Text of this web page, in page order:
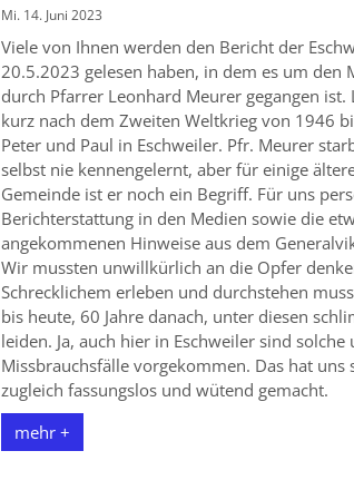
Mi. 14. Juni 2023
Viele von Ihnen werden den Bericht der
20.5.2023 gelesen haben, in dem es um den
durch Pfarrer Leonhard Meurer gegangen
kurz nach dem Zweiten Weltkrieg von 1946
Peter und Paul in Eschweiler. Pfr. Meurer
selbst nie kennengelernt, aber für einige
Gemeinde ist er noch ein Begriff. Für uns
Berichterstattung in den Medien sowie die
angekommenen Hinweise aus dem
Wir mussten unwillkürlich an die Opfer
Schrecklichem erleben und durchstehen
bis heute, 60 Jahre danach, unter diesen
leiden. Ja, auch hier in Eschweiler sind solche
Missbrauchsfälle vorgekommen. Das hat uns
zugleich fassungslos und wütend gemacht.
mehr +